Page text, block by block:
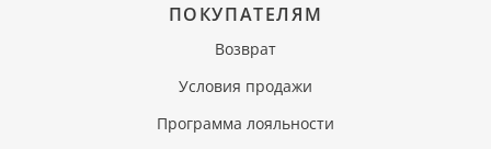
ПОКУПАТЕЛЯМ
Возврат
Условия продажи
Программа лояльности